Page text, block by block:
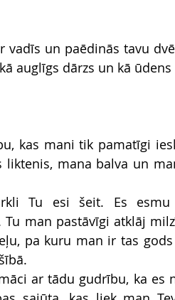
vadīs un paēdinās tavu
auglīgs dārzs un kā
kas mani tik pamatīgi
liktenis, mana balva un
Tu esi šeit. Es
man pastāvīgi atklāj
pa kuru man ir tas
ar tādu gudrību, ka es